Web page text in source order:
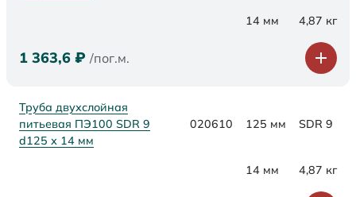
14 мм 4,87 кг
1 363,6 ₽ /пог.м.
Труба двухслойная
питьевая ПЭ100 SDR 9
d125 х 14 мм
020610 125 мм SDR 9
14 мм 4,87 кг